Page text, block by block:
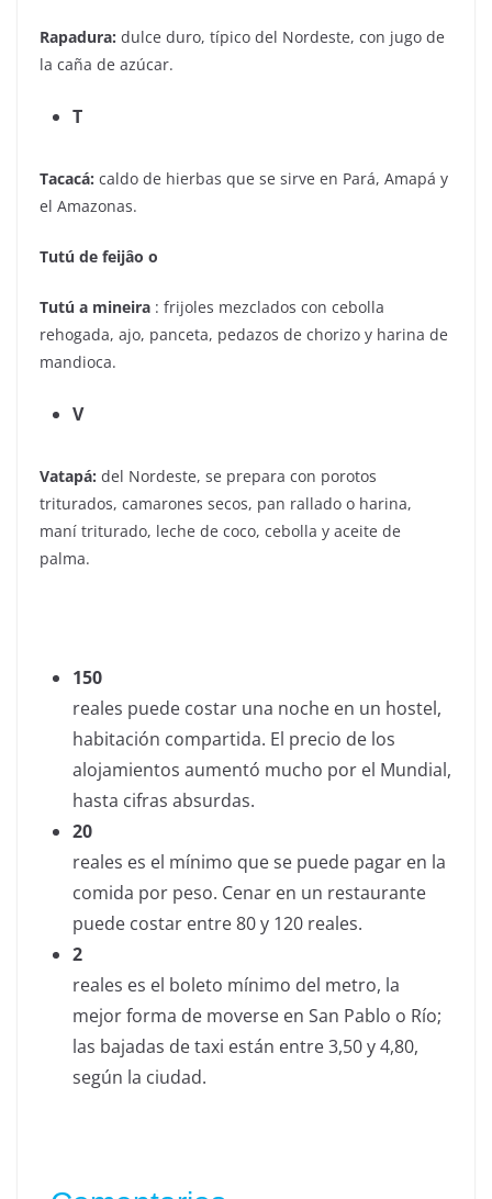
Rapadura: dulce duro, típico del Nordeste, con jugo de
la caña de azúcar.
T
Tacacá: caldo de hierbas que se sirve en Pará, Amapá y
el Amazonas.
Tutú de feijâo o
Tutú a mineira : frijoles mezclados con cebolla
rehogada, ajo, panceta, pedazos de chorizo y harina de
mandioca.
V
Vatapá: del Nordeste, se prepara con porotos
triturados, camarones secos, pan rallado o harina,
maní triturado, leche de coco, cebolla y aceite de
palma.
150
reales puede costar una noche en un hostel,
habitación compartida. El precio de los
alojamientos aumentó mucho por el Mundial,
hasta cifras absurdas.
20
reales es el mínimo que se puede pagar en la
comida por peso. Cenar en un restaurante
puede costar entre 80 y 120 reales.
2
reales es el boleto mínimo del metro, la
mejor forma de moverse en San Pablo o Río;
las bajadas de taxi están entre 3,50 y 4,80,
según la ciudad.